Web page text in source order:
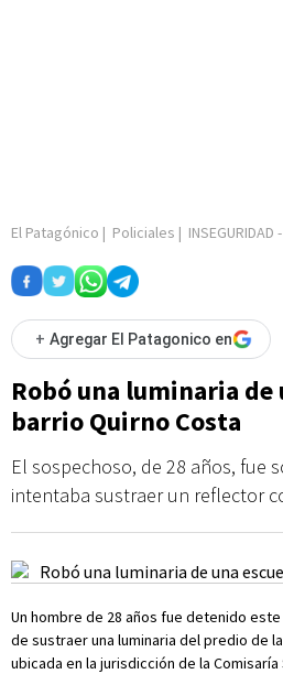
El Patagónico | Policiales | INSEGURIDAD -
+ Agregar El Patagonico en
Robó una luminaria de
barrio Quirno Costa
El sospechoso, de 28 años, fue
intentaba sustraer un reflector
Un hombre de 28 años fue detenido
de sustraer una luminaria del predio de
ubicada en la jurisdicción de la Comisaría